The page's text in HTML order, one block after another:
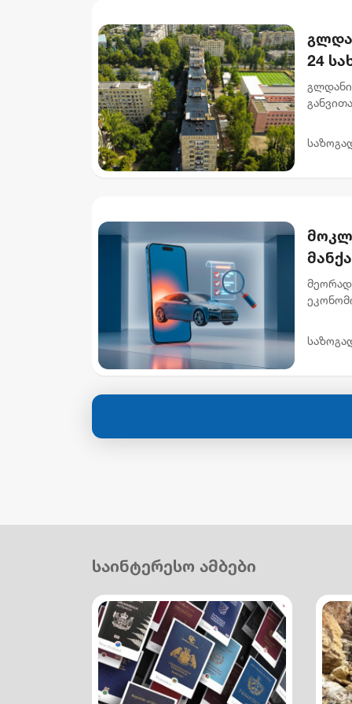
24
საინტერესო ამბები